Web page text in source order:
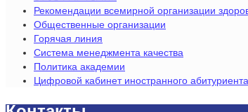
Рекомендации всемирной организации
Общественные организации
Горячая линия
Система менеджмента качества
Политика академии
Цифровой кабинет иностранного абитуриента